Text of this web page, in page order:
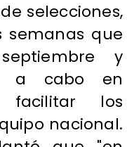
selecciones,
semanas que
y
a cabo en
facilitar los
nacional.